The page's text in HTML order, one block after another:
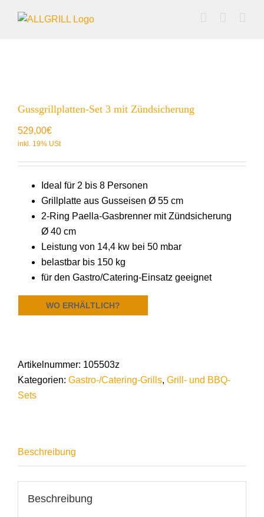
Inhalt
Gussgrillplatten-Set 3 mit Zündsicherung
529,00€
Ideal für 2 bis 8 Personen
Grillplatte aus Gusseisen Ø 55 cm
2-Ring Paella-Gasbrenner mit Zündsicherung
Ø 40 cm
Leistung von 14,4 kw bei 50 mbar
belastbar bis 150 kg
für den Gastro/Catering-Einsatz geeignet
WO ERHÄLTLICH?
Artikelnummer: 105503z
Kategorien: Gastro-/Catering-Grills, Grill- und BBQ-
Sets
Beschreibung
Beschreibung